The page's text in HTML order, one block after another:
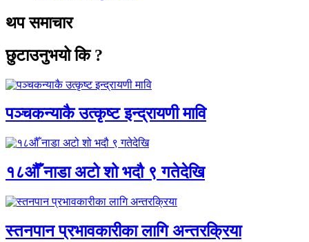
थप समाचार
छुटाउनुभयो कि ?
पञ्चकन्याकै उत्कृष्ट इन्द्रायणी मावि
१८औँ नाडा अटो शो भदौ ९ गतेदेखि
स्तनपान प्रभावकारीका लागि अन्तरक्रिया